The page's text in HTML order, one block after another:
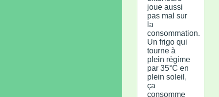
joue aussi
pas mal sur
la
consommation.
Un frigo qui
tourne à
plein régime
par 35°C en
plein soleil,
ça
consomme